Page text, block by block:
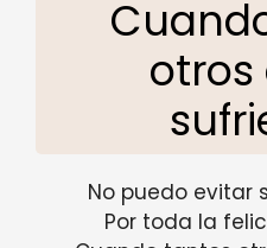
otros
No puedo evitar
Por toda la